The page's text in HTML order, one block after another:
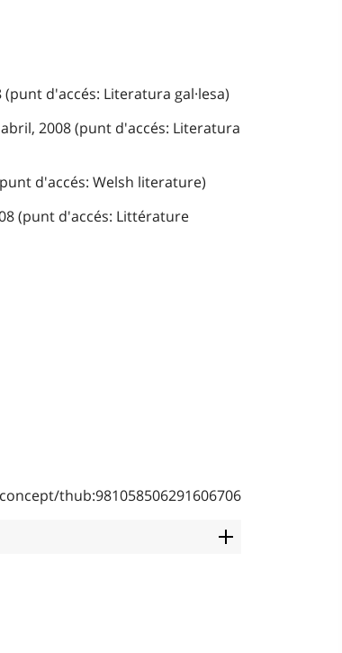
d'accés: Literatura gal·lesa)
2008 (punt d'accés: Literatura
d'accés: Welsh literature)
(punt d'accés: Littérature
thub:981058506291606706